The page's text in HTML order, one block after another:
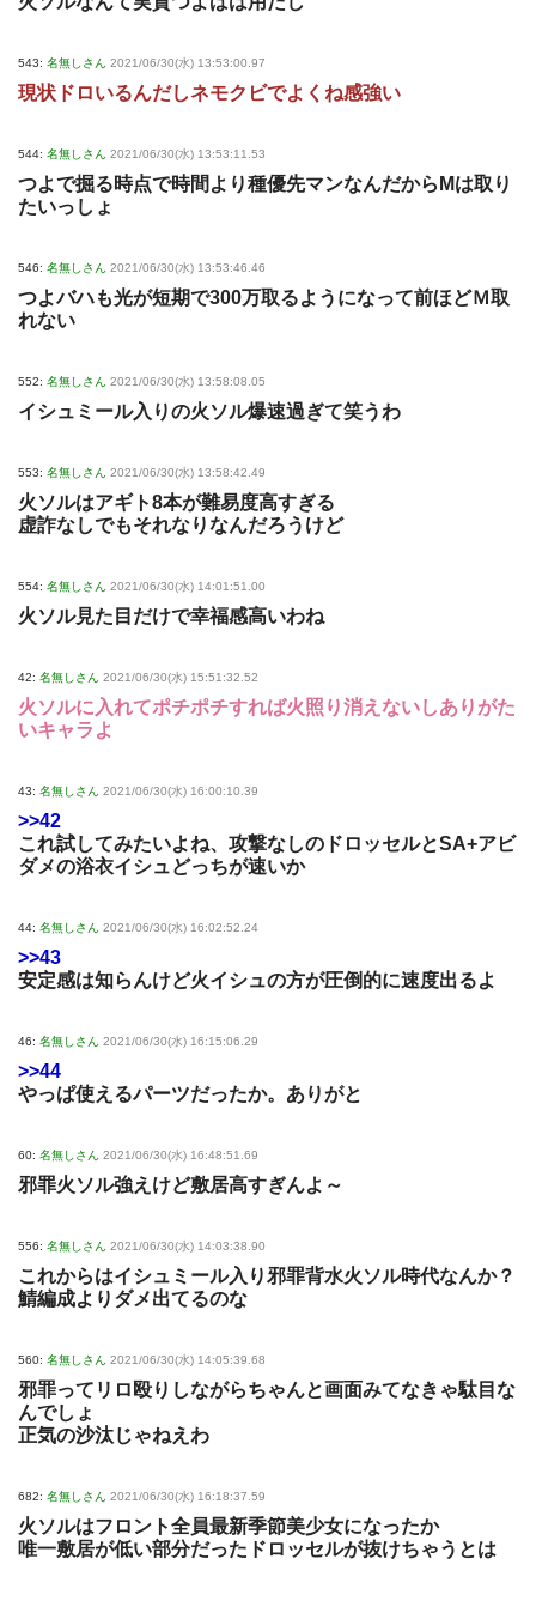
543: 名無しさん 2021/06/30(水) 13:53:00.97
現状ドロいるんだしネモクビでよくね感強い
544: 名無しさん 2021/06/30(水) 13:53:11.53
つよで掘る時点で時間より種優先マンなんだからMは取り
たいっしょ
546: 名無しさん 2021/06/30(水) 13:53:46.46
つよバハも光が短期で300万取るようになって前ほどＭ取
れない
552: 名無しさん 2021/06/30(水) 13:58:08.05
イシュミール入りの火ソル爆速過ぎて笑うわ
553: 名無しさん 2021/06/30(水) 13:58:42.49
火ソルはアギト8本が難易度高すぎる
虚詐なしでもそれなりなんだろうけど
554: 名無しさん 2021/06/30(水) 14:01:51.00
火ソル見た目だけで幸福感高いわね
42: 名無しさん 2021/06/30(水) 15:51:32.52
火ソルに入れてポチポチすれば火照り消えないしありがた
いキャラよ
43: 名無しさん 2021/06/30(水) 16:00:10.39
>>42
これ試してみたいよね、攻撃なしのドロッセルとSA+アビ
ダメの浴衣イシュどっちが速いか
44: 名無しさん 2021/06/30(水) 16:02:52.24
>>43
安定感は知らんけど火イシュの方が圧倒的に速度出るよ
46: 名無しさん 2021/06/30(水) 16:15:06.29
>>44
やっぱ使えるパーツだったか。ありがと
60: 名無しさん 2021/06/30(水) 16:48:51.69
邪罪火ソル強えけど敷居高すぎんよ～
556: 名無しさん 2021/06/30(水) 14:03:38.90
これからはイシュミール入り邪罪背水火ソル時代なんか？
鯖編成よりダメ出てるのな
560: 名無しさん 2021/06/30(水) 14:05:39.68
邪罪ってリロ殴りしながらちゃんと画面みてなきゃ駄目な
んでしょ
正気の沙汰じゃねえわ
682: 名無しさん 2021/06/30(水) 16:18:37.59
火ソルはフロント全員最新季節美少女になったか
唯一敷居が低い部分だったドロッセルが抜けちゃうとは